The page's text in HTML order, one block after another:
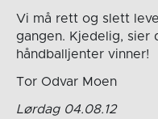
Vi må rett og slett
gangen. Kjedelig, sier
håndballjenter vinner!
Tor Odvar Moen
Lørdag 04.08.12